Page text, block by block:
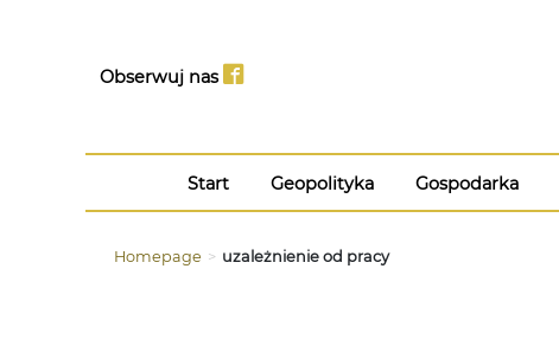
Obserwuj nas
Start Geopolityka Gospodarka
Homepage > uzależnienie od pracy